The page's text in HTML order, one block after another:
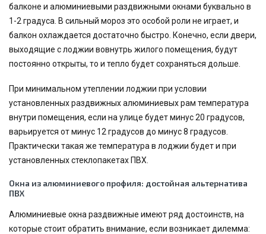
балконе и алюминиевыми раздвижными окнами буквально в
1-2 градуса. В сильный мороз это особой роли не играет, и
балкон охлаждается достаточно быстро. Конечно, если двери,
выходящие с лоджии вовнутрь жилого помещения, будут
постоянно открыты, то и тепло будет сохраняться дольше.
При минимальном утеплении лоджии при условии
установленных раздвижных алюминиевых рам температура
внутри помещения, если на улице будет минус 20 градусов,
варьируется от минус 12 градусов до минус 8 градусов.
Практически такая же температура в лоджии будет и при
установленных стеклопакетах ПВХ.
Окна из алюминиевого профиля: достойная альтернатива
ПВХ
Алюминиевые окна раздвижные имеют ряд достоинств, на
которые стоит обратить внимание, если возникает дилемма: